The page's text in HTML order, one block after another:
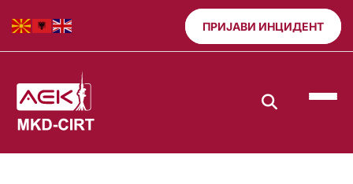
ПРИЈАВИ ИНЦИДЕНТ